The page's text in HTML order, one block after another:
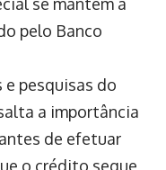
pelo Banco
pesquisas do
a importância
de efetuar
o crédito segue